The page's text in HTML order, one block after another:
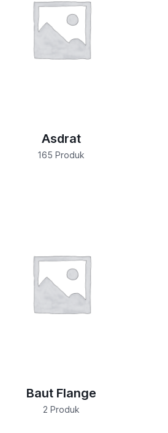
Asdrat
165 Produk
Baut Flange
2 Produk